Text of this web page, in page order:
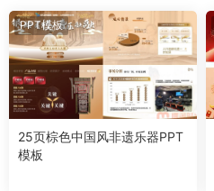
PPT模板
25页棕色中国风非遗乐器PPT
模板